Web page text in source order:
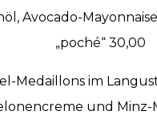
Avocado-
„poché“ 30,00
Medaillons im
und